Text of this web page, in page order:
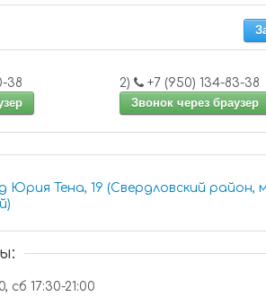
80-38
2)
+7 (950) 134-83-38
Звонок через браузер
Юрия Тена, 19 (Свердловский район,
сб 17:30-21:00